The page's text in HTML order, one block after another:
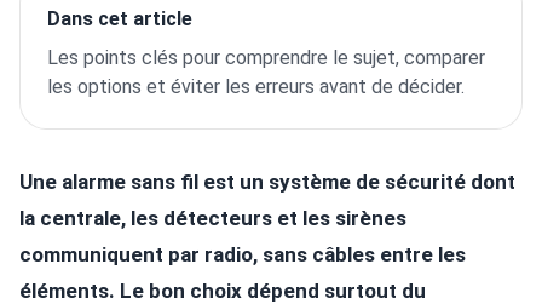
Dans cet article
Les points clés pour comprendre le sujet, comparer
les options et éviter les erreurs avant de décider.
Une alarme sans fil est un système de sécurité dont
la centrale, les détecteurs et les sirènes
communiquent par radio, sans câbles entre les
éléments. Le bon choix dépend surtout du